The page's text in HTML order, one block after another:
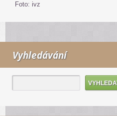
Foto: ivz
Vyhledávání